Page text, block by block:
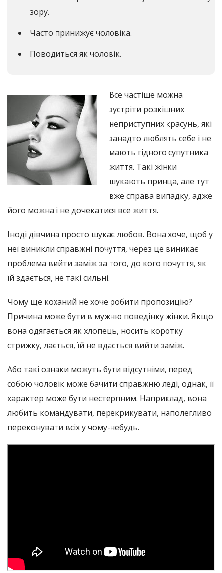
зору.
Часто принижує чоловіка.
Поводиться як чоловік.
Все частіше можна
зустріти розкішних
неприступних красунь, які
занадто люблять себе і не
мають гідного супутника
життя. Такі жінки
шукають принца, але тут
вже справа випадку, адже
його можна і не дочекатися все життя.
Іноді дівчина просто шукає любов. Вона хоче, щоб у
неї виникли справжні почуття, через це виникає
проблема вийти заміж за того, до кого почуття, як
їй здається, не такі сильні.
Чому ще коханий не хоче робити пропозицію?
Причина може бути в мужню поведінку жінки. Якщо
вона одягається як хлопець, носить коротку
стрижку, лається, їй не вдасться вийти заміж.
Або такі ознаки можуть бути відсутніми, перед
собою чоловік може бачити справжню леді, однак, її
характер може бути нестерпним. Наприклад, вона
любить командувати, перекрикувати, наполегливо
переконувати всіх у чому-небудь.